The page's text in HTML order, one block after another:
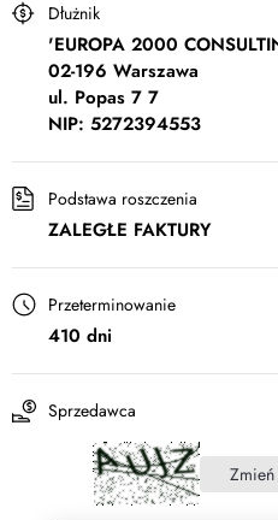
Dłużnik
'EUROPA 2000
02-196 Warszawa
ul. Popas 7 7
NIP: 5272394553
Podstawa roszczenia
ZALEGŁE FAKTURY
Przeterminowanie
410 dni
Sprzedawca